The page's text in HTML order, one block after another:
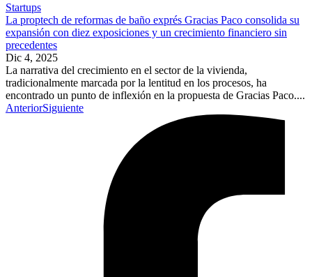
Startups
La proptech de reformas de baño exprés Gracias Paco consolida su
expansión con diez exposiciones y un crecimiento financiero sin
precedentes
Dic 4, 2025
La narrativa del crecimiento en el sector de la vivienda,
tradicionalmente marcada por la lentitud en los procesos, ha
encontrado un punto de inflexión en la propuesta de Gracias Paco....
AnteriorSiguiente